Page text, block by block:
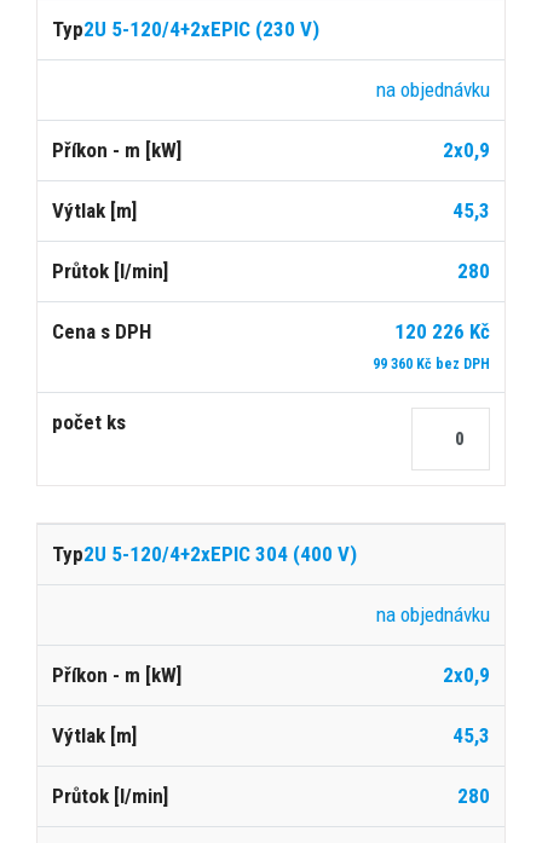
2U 5-120/4+2xEPIC (230 V)
na objednávku
2x0,9
45,3
280
120 226 Kč
99 360 Kč bez DPH
2U 5-120/4+2xEPIC 304 (400 V)
na objednávku
2x0,9
45,3
280